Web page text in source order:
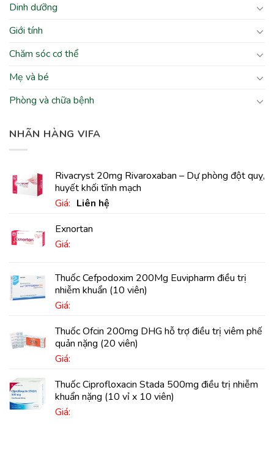
Dinh dưỡng
Giới tính
Chăm sóc cơ thể
Mẹ và bé
Phòng và chữa bệnh
NHÃN HÀNG VIFA
Rivacryst 20mg Rivaroxaban – Dự phòng đột quỵ,
huyết khối tĩnh mạch
Giá: Liên hệ
Exnortan
Giá:
Thuốc Cefpodoxim 200Mg Euvipharm điều trị
nhiễm khuẩn (10 viên)
Giá:
Thuốc Ofcin 200mg DHG hỗ trợ điều trị viêm phế
quản nặng (20 viên)
Giá:
Thuốc Ciprofloxacin Stada 500mg điều trị nhiễm
khuẩn nặng (10 vỉ x 10 viên)
Giá: